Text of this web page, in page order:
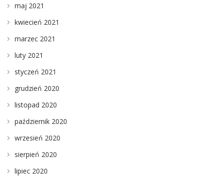
maj 2021
kwiecień 2021
marzec 2021
luty 2021
styczeń 2021
grudzień 2020
listopad 2020
październik 2020
wrzesień 2020
sierpień 2020
lipiec 2020